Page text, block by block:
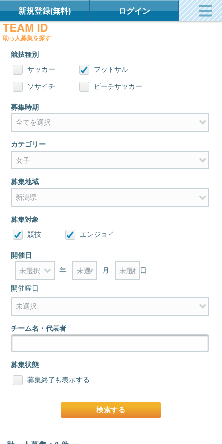
新規登録(無料) ログイン
助っ人募集を探す
競技種別
サッカー
フットサル
ソサイチ ビーチサッカー
募集時期
カテゴリー
募集地域
募集対象
競技
エンジョイ
開催日
年
月 日
開催曜日
チーム名・代表者
募集状態
募集終了も表示する